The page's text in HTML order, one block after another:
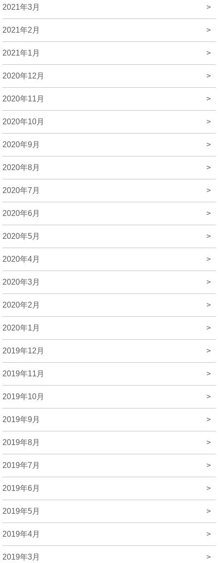
2021年3月 >
2021年2月 >
2021年1月 >
2020年12月 >
2020年11月 >
2020年10月 >
2020年9月 >
2020年8月 >
2020年7月 >
2020年6月 >
2020年5月 >
2020年4月 >
2020年3月 >
2020年2月 >
2020年1月 >
2019年12月 >
2019年11月 >
2019年10月 >
2019年9月 >
2019年8月 >
2019年7月 >
2019年6月 >
2019年5月 >
2019年4月 >
2019年3月 >